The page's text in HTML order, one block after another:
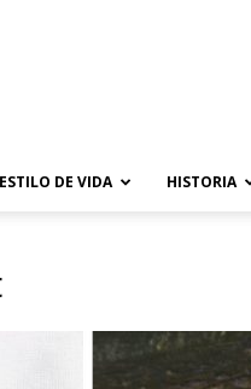
ESTILO DE VIDA HISTORIA